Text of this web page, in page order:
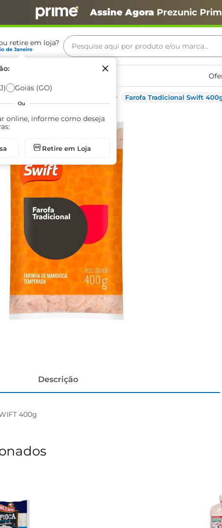
Assine Agora Prezunic
retire em loja?
de Janeiro
Goiás (GO)
Ou
online, informe como deseja
Retire em Loja
Pesquise aqui por produto e/ou marca...
Farofa Tradicional Swift
Descrição
400g
Termos mais buscados
café
arroz
azeite
iogurte
papel higiênico
cerveja